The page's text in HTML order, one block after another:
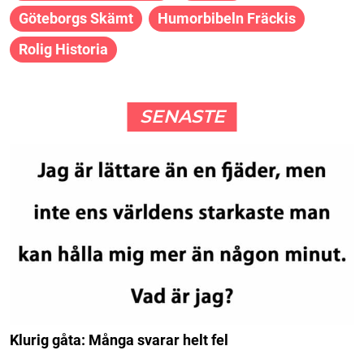
Göteborgs Skämt
Humorbibeln Fräckis
Rolig Historia
SENASTE
Klurig gåta: Många svarar helt fel